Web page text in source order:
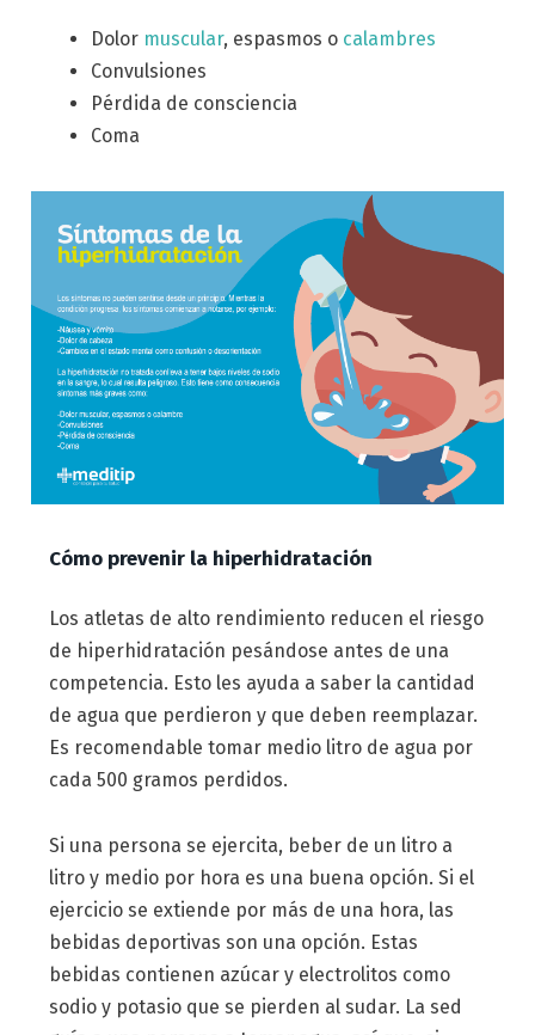
Dolor muscular, espasmos o calambres
Convulsiones
Pérdida de consciencia
Coma
Cómo prevenir la hiperhidratación
Los atletas de alto rendimiento reducen el riesgo
de hiperhidratación pesándose antes de una
competencia. Esto les ayuda a saber la cantidad
de agua que perdieron y que deben reemplazar.
Es recomendable tomar medio litro de agua por
cada 500 gramos perdidos.
Si una persona se ejercita, beber de un litro a
litro y medio por hora es una buena opción. Si el
ejercicio se extiende por más de una hora, las
bebidas deportivas son una opción. Estas
bebidas contienen azúcar y electrolitos como
sodio y potasio que se pierden al sudar. La sed